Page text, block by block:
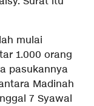
mulai
1.000 orang
pasukannya
Madinah
7 Syawal